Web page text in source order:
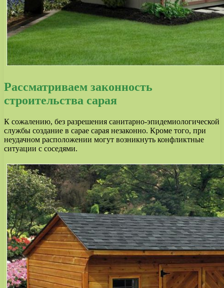
Рассматриваем законность
строительства сарая
К сожалению, без разрешения санитарно-эпидемиологической
службы создание в сарае сарая незаконно. Кроме того, при
неудачном расположении могут возникнуть конфликтные
ситуации с соседями.